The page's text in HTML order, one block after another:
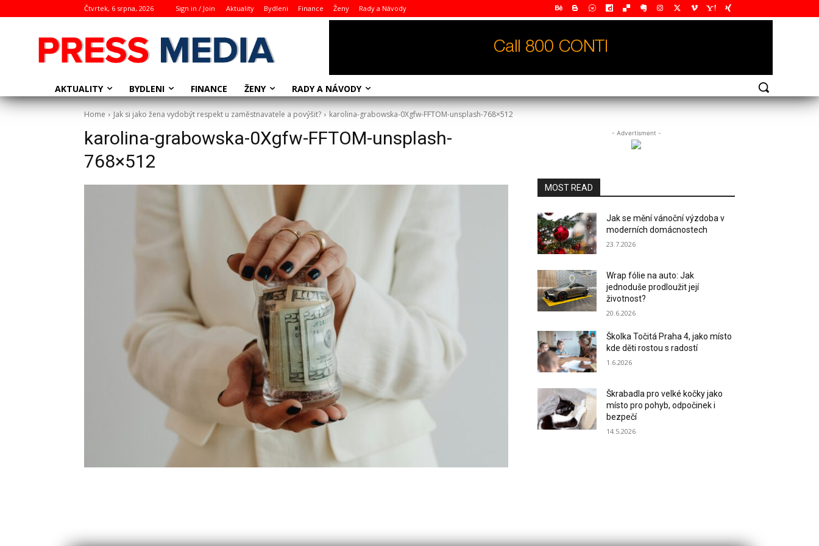
Čtvrtek, 6 srpna, 2026 Sign in / Join Aktuality Bydleni Finance Ženy Rady a Návody
AKTUALITY BYDLENI FINANCE ŽENY RADY A NÁVODY
Home Jak si jako žena vydobýt respekt u zaměstnavatele a povýšit? karolina-grabowska-0Xgfw-FFTOM-unsplash-768×512
karolina-grabowska-0Xgfw-FFTOM-unsplash-
768×512
- Advertisment -
MOST READ
Jak se mění vánoční výzdoba v
moderních domácnostech
23.7.2026
Wrap fólie na auto: Jak
jednoduše prodloužit její
životnost?
20.6.2026
Školka Točitá Praha 4, jako místo
kde děti rostou s radostí
1.6.2026
Škrabadla pro velké kočky jako
místo pro pohyb, odpočinek i
bezpečí
14.5.2026